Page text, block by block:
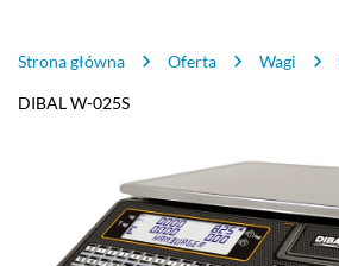
Strona główna Oferta Wagi
DIBAL W-025S